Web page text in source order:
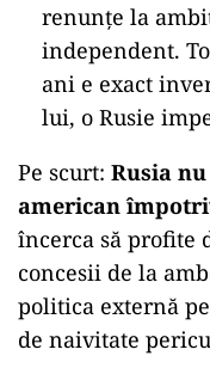
renunțe la
independent.
ani e exact
lui, o Rusie
Pe scurt: Rusia
american
încerca să profite
concesii de la
politica externă
de naivitate